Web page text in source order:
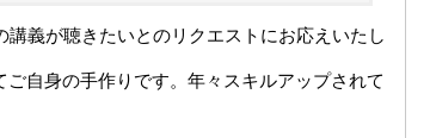
講義が聴きたいとのリクエストにお応えいたし
ご自身の手作りです。年々スキルアップされて